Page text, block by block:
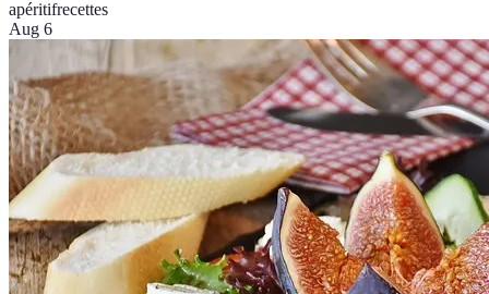
apéritifrecettes
Aug 6